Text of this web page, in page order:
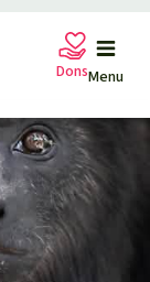
Menu
Dons